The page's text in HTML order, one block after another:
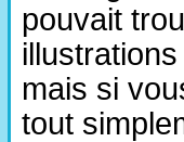
pouvait
mais si
tout